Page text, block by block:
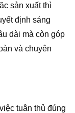
sản xuất thì
định sáng
dài mà còn góp
và chuyên
tuân thủ đúng